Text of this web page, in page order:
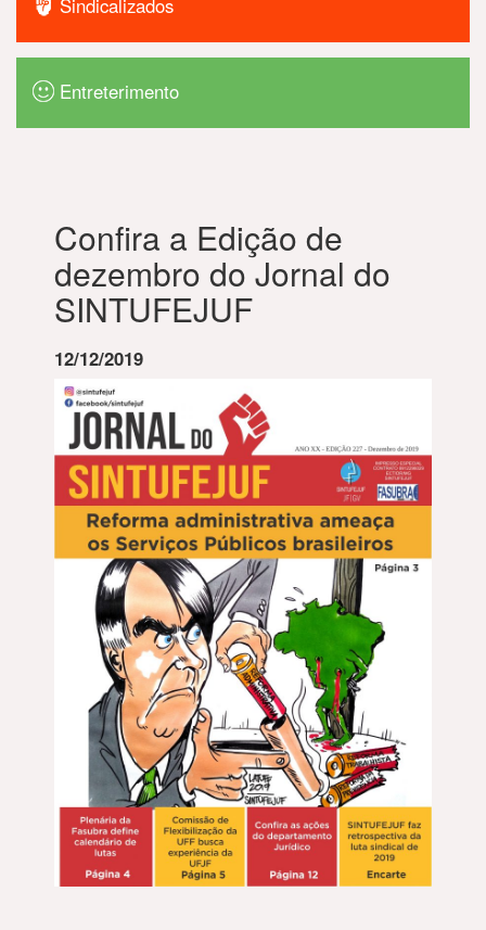
Sindicalizados
Entreterimento
Confira a Edição de
dezembro do Jornal do
SINTUFEJUF
12/12/2019